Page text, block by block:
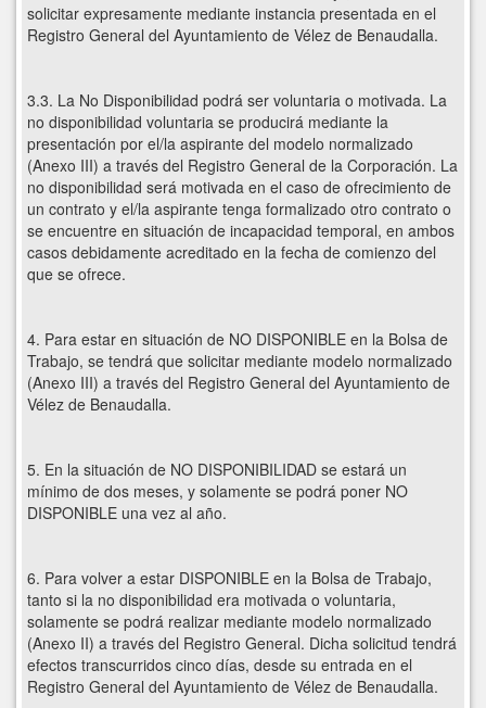
solicitar expresamente mediante instancia presentada en el
Registro General del Ayuntamiento de Vélez de Benaudalla.
3.3. La No Disponibilidad podrá ser voluntaria o motivada. La
no disponibilidad voluntaria se producirá mediante la
presentación por el/la aspirante del modelo normalizado
(Anexo III) a través del Registro General de la Corporación. La
no disponibilidad será motivada en el caso de ofrecimiento de
un contrato y el/la aspirante tenga formalizado otro contrato o
se encuentre en situación de incapacidad temporal, en ambos
casos debidamente acreditado en la fecha de comienzo del
que se ofrece.
4. Para estar en situación de NO DISPONIBLE en la Bolsa de
Trabajo, se tendrá que solicitar mediante modelo normalizado
(Anexo III) a través del Registro General del Ayuntamiento de
Vélez de Benaudalla.
5. En la situación de NO DISPONIBILIDAD se estará un
mínimo de dos meses, y solamente se podrá poner NO
DISPONIBLE una vez al año.
6. Para volver a estar DISPONIBLE en la Bolsa de Trabajo,
tanto si la no disponibilidad era motivada o voluntaria,
solamente se podrá realizar mediante modelo normalizado
(Anexo II) a través del Registro General. Dicha solicitud tendrá
efectos transcurridos cinco días, desde su entrada en el
Registro General del Ayuntamiento de Vélez de Benaudalla.